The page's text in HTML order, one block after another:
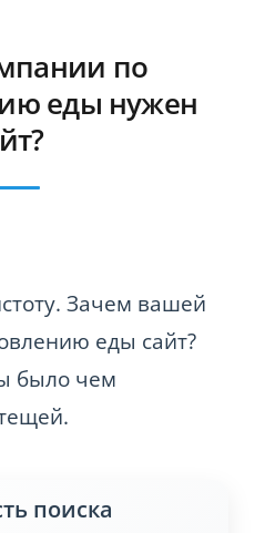
по
еды нужен
Зачем вашей
еды сайт?
было чем
поиска